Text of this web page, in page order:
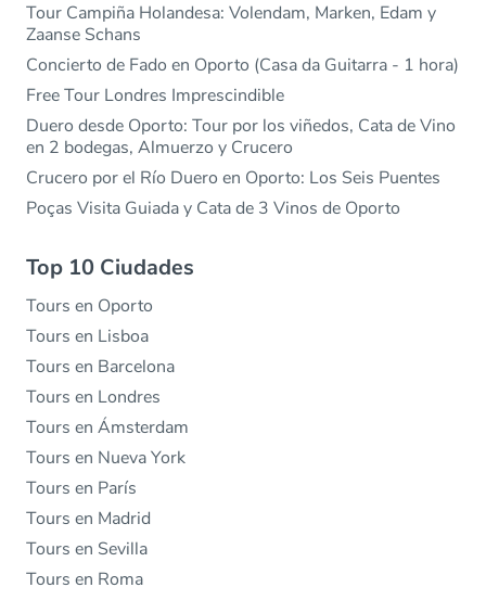
Tour Campiña Holandesa: Volendam, Marken, Edam y
Zaanse Schans
Concierto de Fado en Oporto (Casa da Guitarra - 1 hora)
Free Tour Londres Imprescindible
Duero desde Oporto: Tour por los viñedos, Cata de Vino
en 2 bodegas, Almuerzo y Crucero
Crucero por el Río Duero en Oporto: Los Seis Puentes
Poças Visita Guiada y Cata de 3 Vinos de Oporto
Top 10 Ciudades
Tours en Oporto
Tours en Lisboa
Tours en Barcelona
Tours en Londres
Tours en Ámsterdam
Tours en Nueva York
Tours en París
Tours en Madrid
Tours en Sevilla
Tours en Roma